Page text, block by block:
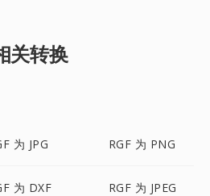
关转换
为 JPG RGF 为 PNG
为 DXF RGF 为 JPEG